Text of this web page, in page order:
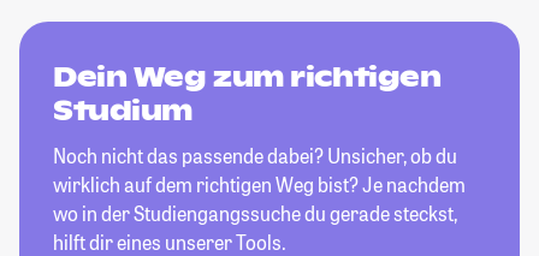
Dein Weg zum richtigen
Studium
Noch nicht das passende dabei? Unsicher, ob du
wirklich auf dem richtigen Weg bist? Je nachdem
wo in der Studiengangssuche du gerade steckst,
hilft dir eines unserer Tools.